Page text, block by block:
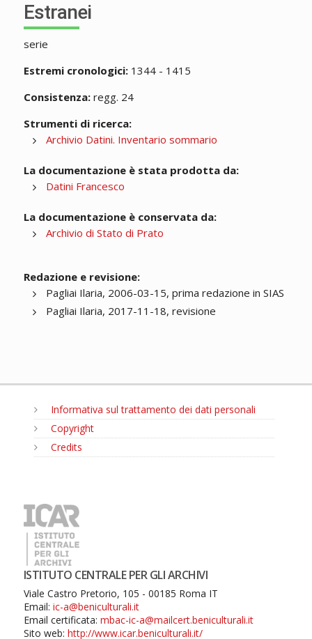
Estranei
serie
Estremi cronologici:1344 - 1415
Consistenza:regg. 24
Strumenti di ricerca:
Archivio Datini. Inventario sommario
La documentazione è stata prodotta da:
Datini Francesco
La documentazione è conservata da:
Archivio di Stato di Prato
Redazione e revisione:
Pagliai Ilaria, 2006-03-15, prima redazione in SIAS
Pagliai Ilaria, 2017-11-18, revisione
Informativa sul trattamento dei dati personali
Copyright
Credits
ISTITUTO CENTRALE PER GLI ARCHIVI
Viale Castro Pretorio, 105 - 00185 Roma IT
Email: ic-a@beniculturali.it
Email certificata: mbac-ic-a@mailcert.beniculturali.it
Sito web: http://www.icar.beniculturali.it/